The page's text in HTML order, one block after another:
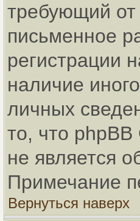
требующий
письменное
регистрации
наличие
личных
то, что
не является
Примечание
Вернуться наверх